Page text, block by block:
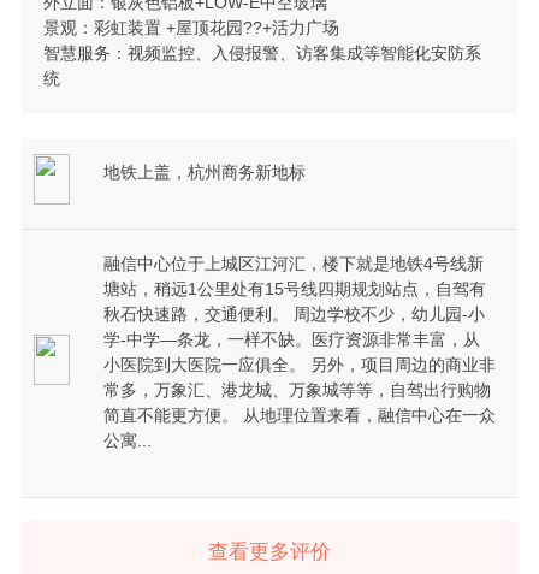
景观：彩虹装置 +屋顶花园??+活力广场
智慧服务：视频监控、入侵报警、访客集成等智能化安防系
统
地铁上盖，杭州商务新地标
融信中心位于上城区江河汇，楼下就是地铁4号线新
塘站，稍远1公里处有15号线四期规划站点，自驾有
秋石快速路，交通便利。 周边学校不少，幼儿园-小
学-中学—条龙，一样不缺。医疗资源非常丰富，从
小医院到大医院一应俱全。 另外，项目周边的商业非
常多，万象汇、港龙城、万象城等等，自驾出行购物
简直不能更方便。 从地理位置来看，融信中心在一众
公寓...
查看更多评价